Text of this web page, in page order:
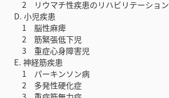
2 リウマチ性疾患のリハビリテーション
D. 小児疾患
1 脳性麻痺
2 筋緊張低下児
3 重症心身障害児
E. 神経筋疾患
1 パーキンソン病
2 多発性硬化症